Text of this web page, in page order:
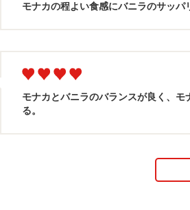
モナカの程よい食感にバニラのサッパ
モナカとバニラのバランスが良く、
る。